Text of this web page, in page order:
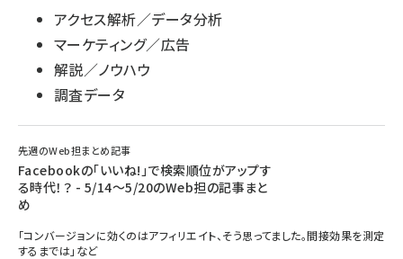
アクセス解析／データ分析
マーケティング／広告
解説／ノウハウ
調査データ
先週のWeb担まとめ記事
Facebookの「いいね!」で検索順位がアップす
る時代！？ - 5/14～5/20のWeb担の記事まと
め
「コンバージョンに効くのはアフィリエイト、そう思ってました。間接効果を測定
するまでは」など